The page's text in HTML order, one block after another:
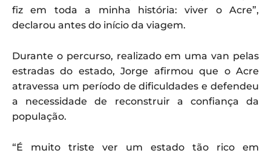
fiz em toda a minha história: viver o Acre”,
declarou antes do início da viagem.
Durante o percurso, realizado em uma van pelas
estradas do estado, Jorge afirmou que o Acre
atravessa um período de dificuldades e defendeu
a necessidade de reconstruir a confiança da
população.
“É muito triste ver um estado tão rico em